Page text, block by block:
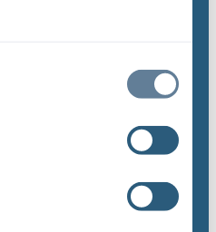
AANNNA AANN
Stempelfeld: UA ...
12.12.2022